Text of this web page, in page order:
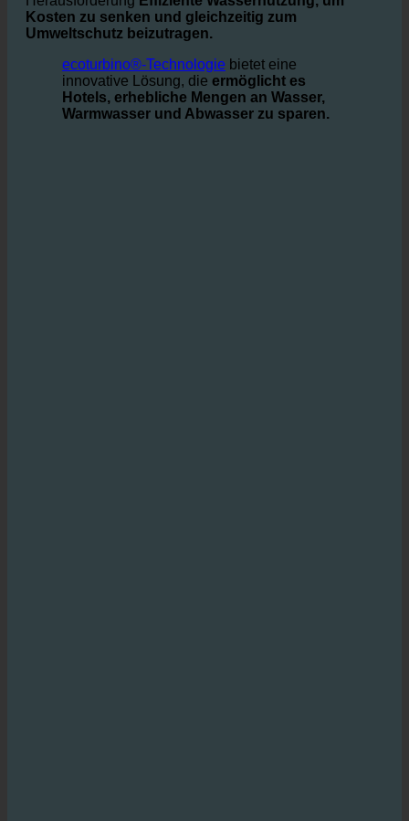
In derGastgewerbewo täglich große Mengen an
Wasser benötigt werden, stehen die Betreiber vor der
HerausforderungEffiziente Wassernutzung, um
Kosten zu senken und gleichzeitig zum
Umweltschutz beizutragen.
ecoturbino®-Technologiebietet eine
innovative Lösung, dieermöglicht es